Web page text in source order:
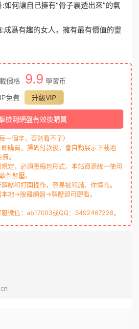
如何讓自己擁有“骨子裏透出來”的氣
成爲有趣的女人，擁有最有價值的靈
價格 9.9 學習币
免費
升級VIP
檢測網盤有效後購買
一個字，否則看不了）
購買，掃碼付款後，會自動展示下載地
。
定，必須壓縮包形式，本站資源統一使用
件解壓。
壓和打開操作，容易被和諧，你懂的。
地→脫離網盤→解壓即可觀看。
微信：ab17003或QQ：3492467228。